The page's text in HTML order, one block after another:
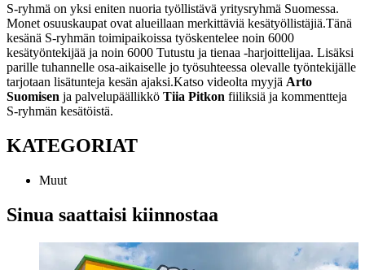
S-ryhmä on yksi eniten nuoria työllistävä yritysryhmä Suomessa.
Monet osuuskaupat ovat alueillaan merkittäviä kesätyöllistäjiä.Tänä
kesänä S-ryhmän toimipaikoissa työskentelee noin 6000
kesätyöntekijää ja noin 6000 Tutustu ja tienaa -harjoittelijaa. Lisäksi
parille tuhannelle osa-aikaiselle jo työsuhteessa olevalle työntekijälle
tarjotaan lisätunteja kesän ajaksi.Katso videolta myyjä Arto
Suomisen ja palvelupäällikkö Tiia Pitkon fiiliksiä ja kommentteja
S-ryhmän kesätöistä.
KATEGORIAT
Muut
Sinua saattaisi kiinnostaa